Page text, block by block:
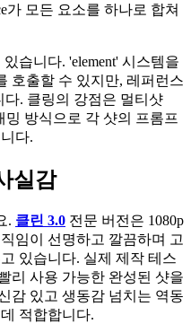
가 모든 요소를 하나로 합쳐
습니다. 'element' 시스템을
호출할 수 있지만, 레퍼런스
다. 클링의 강점은 멀티샷
방식으로 각 샷의 프롬프
다.
실감
. 클린 3.0 전문 버전은 1080p
임이 선명하고 깔끔하며 고
있습니다. 실제 제작 테스
리 사용 가능한 완성된 샷을
감 있고 생동감 넘치는 역동
적합합니다.